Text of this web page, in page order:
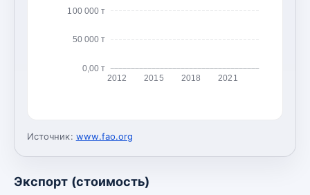
0,00 т
50 000 т
100 000 т
2012 2015 2018 2021
Источник: www.fao.org
Экспорт (стоимость)